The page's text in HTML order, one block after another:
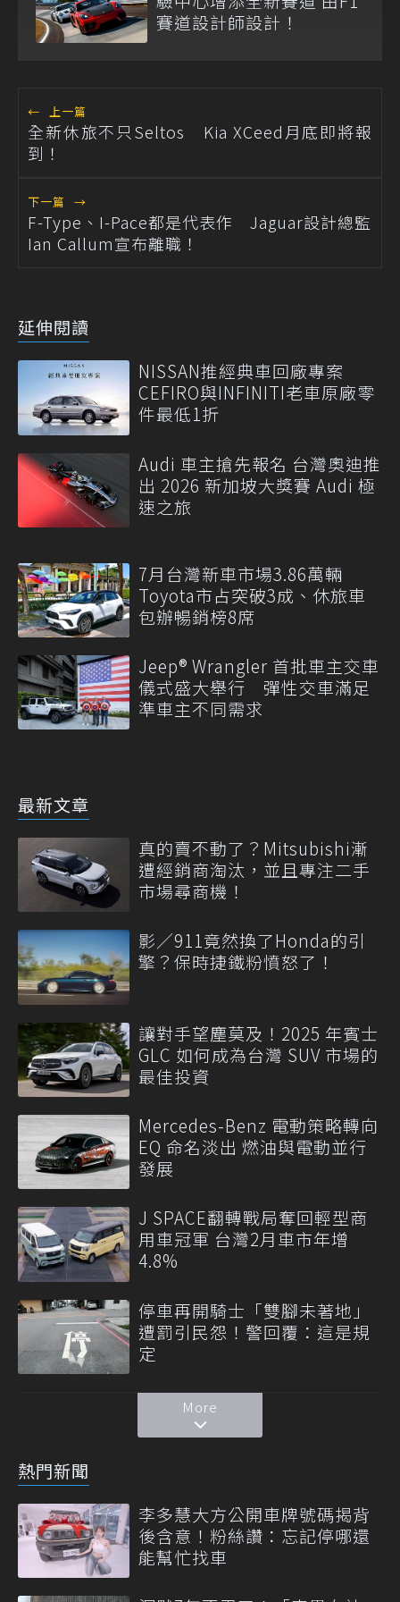
賽道設計師設計！
← 上一篇
全新休旅不只Seltos Kia XCeed月底即將報
到！
下一篇 →
F-Type、I-Pace都是代表作 Jaguar設計總監
Ian Callum宣布離職！
延伸閱讀
NISSAN推經典車回廠專案
CEFIRO與INFINITI老車原廠零
件最低1折
Audi 車主搶先報名 台灣奧迪推
出 2026 新加坡大獎賽 Audi 極
速之旅
7月台灣新車市場3.86萬輛
Toyota市占突破3成、休旅車
包辦暢銷榜8席
Jeep® Wrangler 首批車主交車
儀式盛大舉行 彈性交車滿足
準車主不同需求
最新文章
真的賣不動了？Mitsubishi漸
遭經銷商淘汰，並且專注二手
市場尋商機！
影／911竟然換了Honda的引
擎？保時捷鐵粉憤怒了！
讓對手望塵莫及！2025 年賓士
GLC 如何成為台灣 SUV 市場的
最佳投資
Mercedes-Benz 電動策略轉向
EQ 命名淡出 燃油與電動並行
發展
J SPACE翻轉戰局奪回輕型商
用車冠軍 台灣2月車市年增
4.8%
停車再開騎士「雙腳未著地」
遭罰引民怨！警回覆：這是規
定
More
熱門新聞
李多慧大方公開車牌號碼揭背
後含意！粉絲讚：忘記停哪還
能幫忙找車